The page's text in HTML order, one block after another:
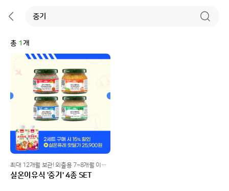
총 1개
최대 12개월 보관! 외출용 7~8개월 이유식
실온이유식 '중기' 4종 SET